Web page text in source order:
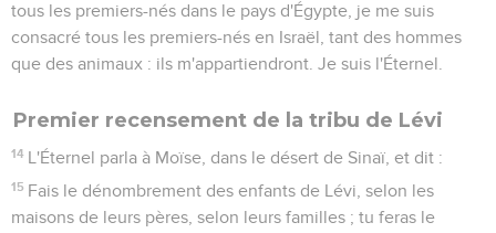
tous les premiers-nés dans le pays d'Égypte, je me suis
consacré tous les premiers-nés en Israël, tant des hommes
que des animaux : ils m'appartiendront. Je suis l'Éternel.
Premier recensement de la tribu de Lévi
14 L'Éternel parla à Moïse, dans le désert de Sinaï, et dit :
15 Fais le dénombrement des enfants de Lévi, selon les
maisons de leurs pères, selon leurs familles ; tu feras le